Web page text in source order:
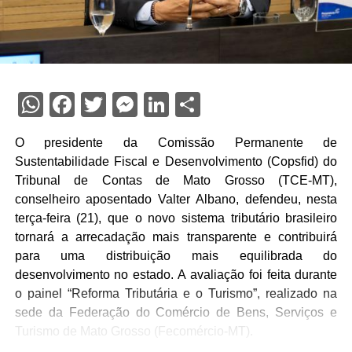
WhatsApp
Facebook
Twitter
Messenger
LinkedIn
Share
O presidente da Comissão Permanente de
Sustentabilidade Fiscal e Desenvolvimento (Copsfid) do
Tribunal de Contas de Mato Grosso (TCE-MT),
conselheiro aposentado Valter Albano, defendeu, nesta
terça-feira (21), que o novo sistema tributário brasileiro
tornará a arrecadação mais transparente e contribuirá
para uma distribuição mais equilibrada do
desenvolvimento no estado. A avaliação foi feita durante
o painel “Reforma Tributária e o Turismo”, realizado na
sede da Federação do Comércio de Bens, Serviços e
Turismo de Mato Grosso (Fecomércio-MT).